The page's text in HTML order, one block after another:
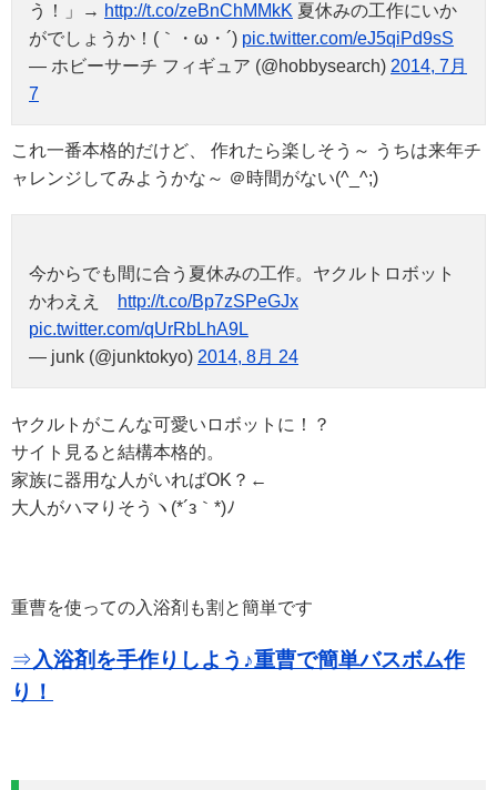
う！」→ http://t.co/zeBnChMMkK 夏休みの工作にいか
がでしょうか！(｀・ω・´) pic.twitter.com/eJ5qiPd9sS
— ホビーサーチ フィギュア (@hobbysearch) 2014, 7月
7
これ一番本格的だけど、 作れたら楽しそう～ うちは来年チ
ャレンジしてみようかな～ ＠時間がない(^_^;)
今からでも間に合う夏休みの工作。ヤクルトロボット
かわええ
http://t.co/Bp7zSPeGJx
pic.twitter.com/qUrRbLhA9L
— junk (@junktokyo) 2014, 8月 24
ヤクルトがこんな可愛いロボットに！？
サイト見ると結構本格的。
家族に器用な人がいればOK？←
大人がハマりそうヽ(*´з｀*)ﾉ
重曹を使っての入浴剤も割と簡単です
⇒入浴剤を手作りしよう♪重曹で簡単バスボム作
り！